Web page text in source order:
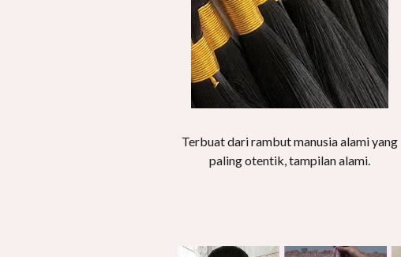
Terbuat dari rambut manusia alami yang
paling otentik, tampilan alami.